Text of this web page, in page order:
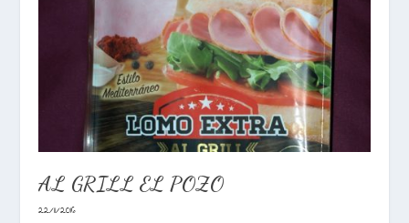
AL GRILL EL POZO
22/11/2016